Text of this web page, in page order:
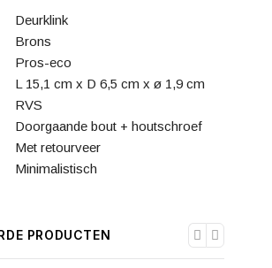
Deurklink
Brons
Pros-eco
L 15,1 cm x D 6,5 cm x ø 1,9 cm
RVS
Doorgaande bout + houtschroef
Met retourveer
Minimalistisch
PRODUCTEN